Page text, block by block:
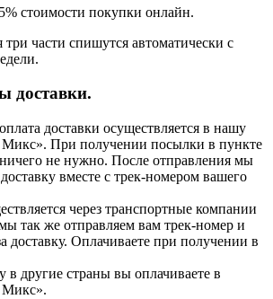
стоимости покупки онлайн.
части спишутся автоматически с
доставки.
доставки осуществляется в нашу
При получении посылки в пункте
не нужно. После отправления мы
вместе с трек-номером вашего
через транспортные компании
так же отправляем вам трек-номер и
доставку. Оплачиваете при получении в
другие страны вы оплачиваете в